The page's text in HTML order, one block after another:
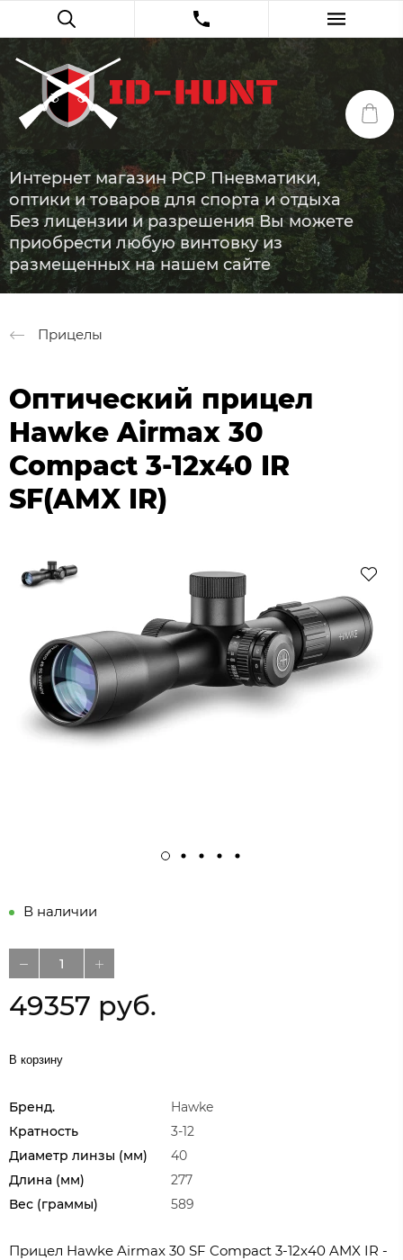
Интернет магазин PCP Пневматики,
оптики и товаров для спорта и отдыха
Без лицензии и разрешения Вы можете
приобрести любую винтовку из
размещенных на нашем сайте
Прицелы
Оптический прицел
Hawke Airmax 30
Compact 3-12x40 IR
SF(AMX IR)
В наличии
49357 руб.
В корзину
Бренд.
Hawke
Кратность
3-12
Диаметр линзы (мм)
40
Длина (мм)
277
Вес (граммы)
589
Прицел Hawke Airmax 30 SF Compact 3-12x40 AMX IR -